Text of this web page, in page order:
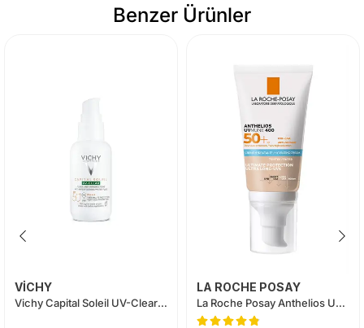
Benzer Ürünler
VİCHY
Vichy Capital Soleil UV-Clear Spf 50 Fluid Güneş Koruyucu 40 ml
LA ROCHE POSAY
La Roche Posay Anthelios UVMune SPF50+ Güneş Kremi 50 ml | Renkli